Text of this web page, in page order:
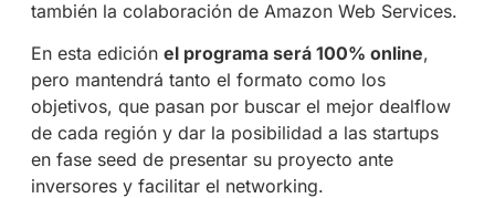
también la colaboración de Amazon Web Services.
En esta edición el programa será 100% online,
pero mantendrá tanto el formato como los
objetivos, que pasan por buscar el mejor dealflow
de cada región y dar la posibilidad a las startups
en fase seed de presentar su proyecto ante
inversores y facilitar el networking.